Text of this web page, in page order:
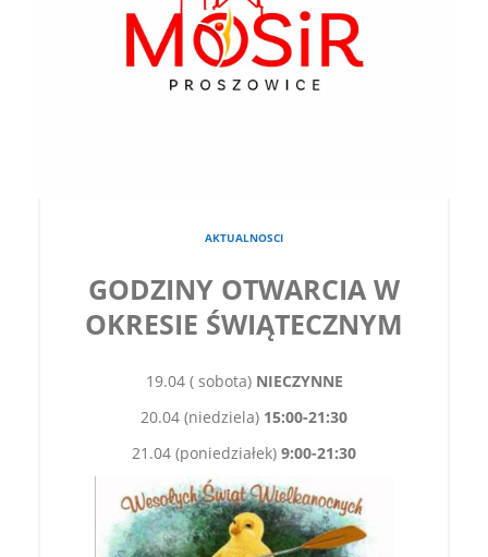
AKTUALNOSCI
GODZINY OTWARCIA W
OKRESIE ŚWIĄTECZNYM
19.04 ( sobota) NIECZYNNE
20.04 (niedziela) 15:00-21:30
21.04 (poniedziałek) 9:00-21:30